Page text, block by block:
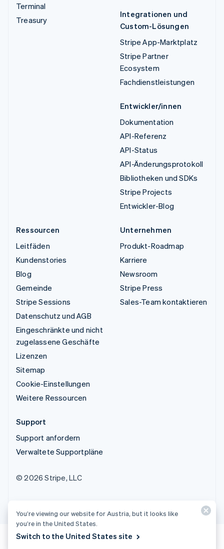
Terminal
Treasury
Integrationen und
Custom-Lösungen
Stripe App-Marktplatz
Stripe Partner
Ecosystem
Fachdienstleistungen
Entwickler/innen
Dokumentation
API-Referenz
API-Status
API-Änderungsprotokoll
Bibliotheken und SDKs
Stripe Projects
Entwickler-Blog
Ressourcen
Leitfäden
Kundenstories
Blog
Gemeinde
Stripe Sessions
Datenschutz und AGB
Eingeschränkte und nicht
zugelassene Geschäfte
Lizenzen
Sitemap
Cookie-Einstellungen
Weitere Ressourcen
Unternehmen
Produkt-Roadmap
Karriere
Newsroom
Stripe Press
Sales-Team kontaktieren
Support
Support anfordern
Verwaltete Supportpläne
© 2026 Stripe, LLC
You’re viewing our website for Austria, but it looks like
you’re in the United States.
Switch to the United States site